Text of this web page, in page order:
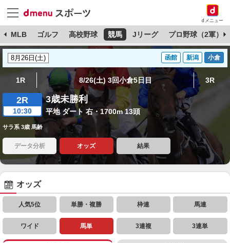
dメニュー
MLB ゴルフ 高校野球 競馬 Jリーグ プロ野球（2軍）
函館 新潟 小倉
1R 8/26(土) 3回小倉5日目 3R
2R
10:30
3歳未勝利
平地 ダート 右・1700m 13頭
サラ系 3歳 馬齢
データ分析 オッズ 結果
オッズ
人気5位 単勝・複勝 枠連 馬連
ワイド 馬単 3連複 3連単